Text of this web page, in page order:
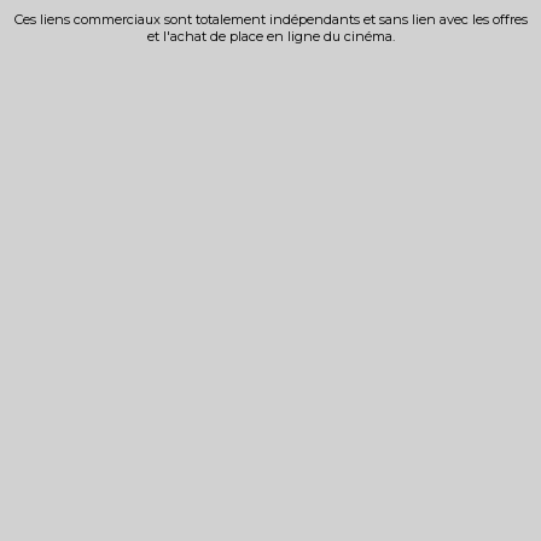
Ces liens commerciaux sont totalement indépendants et sans lien avec les offres
et l'achat de place en ligne du cinéma.